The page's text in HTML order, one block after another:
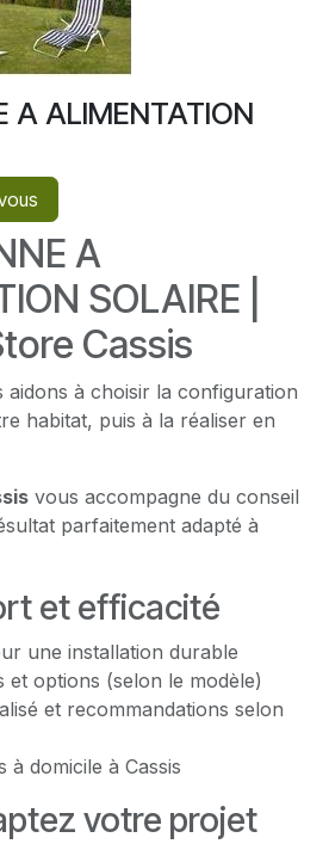
A ALIMENTATION
A
SOLAIRE |
Cassis
aidons à choisir la configuration
habitat, puis à la réaliser en
vous accompagne du conseil
parfaitement adapté à
et efficacité
une installation durable
et options (selon le modèle)
et recommandations selon
à domicile à Cassis
votre projet